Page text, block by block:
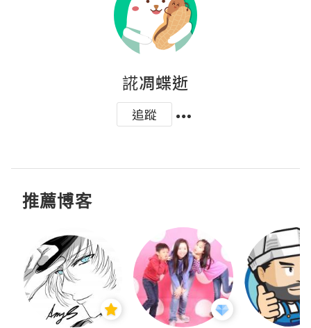
誮凋蝶逝
追蹤
推薦博客